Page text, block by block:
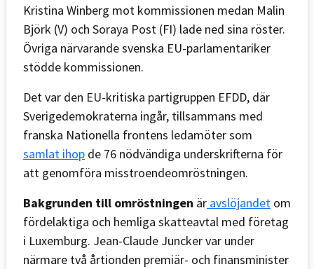
Kristina Winberg mot kommissionen medan Malin
Björk (V) och Soraya Post (FI) lade ned sina röster.
Övriga närvarande svenska EU-parlamentariker
stödde kommissionen.
Det var den EU-kritiska partigruppen EFDD, där
Sverigedemokraterna ingår, tillsammans med
franska Nationella frontens ledamöter som
samlat ihop de 76 nödvändiga underskrifterna för
att genomföra misstroendeomröstningen.
Bakgrunden till omröstningen är avslöjandet om
fördelaktiga och hemliga skatteavtal med företag
i Luxemburg. Jean-Claude Juncker var under
närmare två årtionden premiär- och finansminister